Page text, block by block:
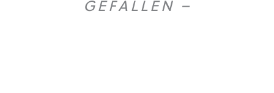
GEFALLEN –